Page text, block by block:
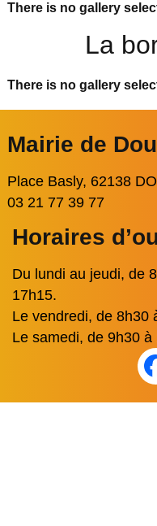
There is no gallery
La
There is no gallery
Mairie de
Place Basly, 62138
03 21 77 39 77
Horaires
Du lundi au jeudi, de
17h15.
Le vendredi, de 8h30
Le samedi, de 9h30 à